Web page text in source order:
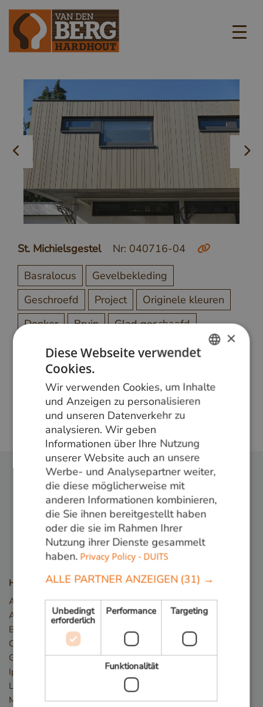
St. Michielsgestel
Nr: 040716-04
Basralocus
Gevelbekleding
Geschroefd
Project
Originele kleuren
Donker
Bruin Glad geschaafd
Meer weten?
Bel ons op +31 348 820000of mail
info@vandenberghardhout.nl. Let op, wij leveren
alleen aan bedrijven.
Folge uns:
Holzarten
Angelim Vermelho
Azobé / Bongossi
Basralocus
Cumaru
Guariuba/Mururé
Ipé
Louro Preto
Massaranduba
GERMAN
ENGLISH
×
Diese Webseite verwendet
Cookies.
Wir verwenden Cookies, um Inhalte
und Anzeigen zu personalisieren
und unseren Datenverkehr zu
analysieren. Wir geben
Informationen über Ihre Nutzung
unserer Website auch an unsere
Werbe- und Analysepartner weiter,
die diese möglicherweise mit
anderen Informationen kombinieren,
die Sie ihnen bereitgestellt haben
oder die sie im Rahmen Ihrer
Nutzung ihrer Dienste gesammelt
haben. Privacy Policy - DUITS
ALLE PARTNER ANZEIGEN (31) →
Unbedingt
erforderlich
Performance Targeting
Funktionalität